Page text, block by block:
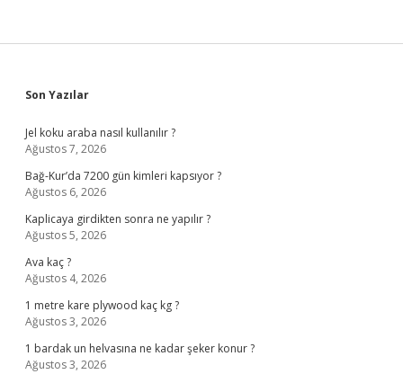
Sidebar
Son Yazılar
Jel koku araba nasıl kullanılır ?
Ağustos 7, 2026
Bağ-Kur’da 7200 gün kimleri kapsıyor ?
Ağustos 6, 2026
Kaplicaya girdikten sonra ne yapılır ?
Ağustos 5, 2026
Ava kaç ?
Ağustos 4, 2026
1 metre kare plywood kaç kg ?
Ağustos 3, 2026
1 bardak un helvasına ne kadar şeker konur ?
Ağustos 3, 2026